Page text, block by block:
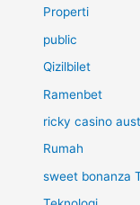
Properti
public
Qizilbilet
Ramenbet
ricky casino
Rumah
sweet bonanza